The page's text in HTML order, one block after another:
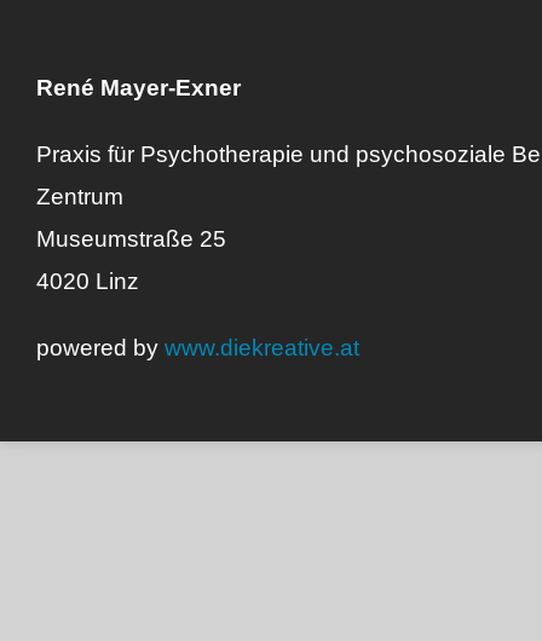
René Mayer-Exner
Praxis für Psychotherapie und psychosoziale
Zentrum
Museumstraße 25
4020 Linz
powered by www.diekreative.at